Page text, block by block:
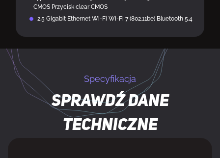
CMOS Przycisk clear CMOS
2.5 Gigabit Ethernet Wi-Fi Wi-Fi 7 (802.11be) Bluetooth 5.4
Specyfikacja
Sprawdź dane
techniczne